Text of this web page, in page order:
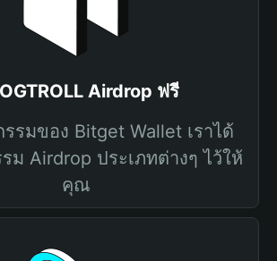
Airdrop ฟรี
รมของ Bitget Wallet เราได้
ม Airdrop ประเภทต่างๆ ไว้ให้
คุณ